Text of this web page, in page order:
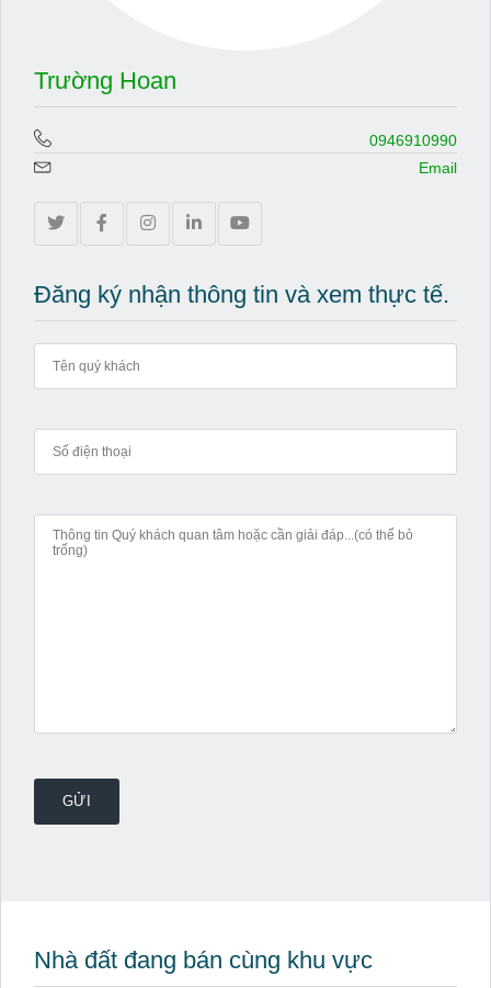
Trường Hoan
0946910990
Email
Đăng ký nhận thông tin và xem thực tế.
Nhà đất đang bán cùng khu vực